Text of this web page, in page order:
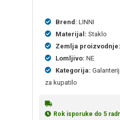
Brend: LINNI
Materijal: Staklo
Zemlja proizvodnje:
Lomljivo: NE
Kategorija:
za kupatilo
Rok isporuke do 5